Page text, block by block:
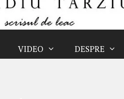
VIDEO DESPRE